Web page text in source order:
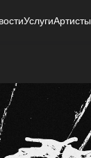
УслугиАртисты